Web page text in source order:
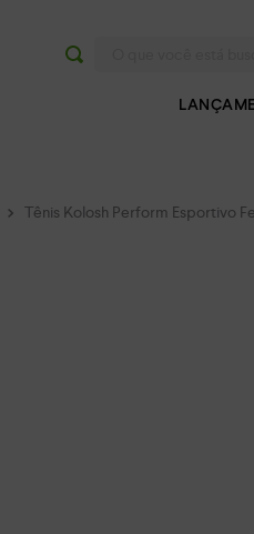
O que você está
Tênis Kolosh Perform Esportivo